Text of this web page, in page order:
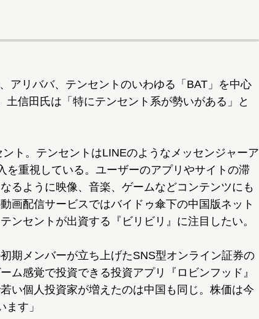
アリババ、テンセントのいわゆる「BAT」を中心
信田氏は「特にテンセント系が勢いがある」と
ント。テンセントはLINEのようなメッセンジャーア
を重視している。ユーザーのアプリやサイトの滞
るように映像、音楽、ゲームなどコンテンツにも
画配信サービスではバイドゥ傘下の中国版ネット
ンセントが出資する『ビリビリ』に注目したい。
期メンバーが立ち上げたSNS型オンライン証券の
ム感覚で投資できる投資アプリ『ロビンフッド』
い個人投資家が増えたのは中国も同じ。株価は今
す」